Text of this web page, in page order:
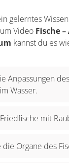
in seiner
und somit
Ohne hohen
Zu- oder
oder steigen ,
wie
gelerntes
Video Fische
kannst du es
Anpassungen
Wasser.
mit
Organe des